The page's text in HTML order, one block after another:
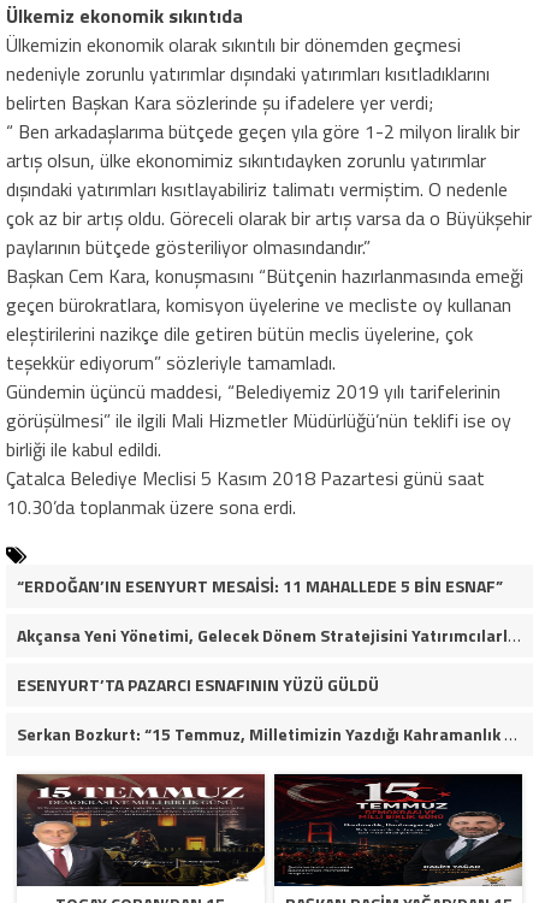
Ülkemiz ekonomik sıkıntıda
Ülkemizin ekonomik olarak sıkıntılı bir dönemden geçmesi
nedeniyle zorunlu yatırımlar dışındaki yatırımları kısıtladıklarını
belirten Başkan Kara sözlerinde şu ifadelere yer verdi;
“ Ben arkadaşlarıma bütçede geçen yıla göre 1-2 milyon liralık bir
artış olsun, ülke ekonomimiz sıkıntıdayken zorunlu yatırımlar
dışındaki yatırımları kısıtlayabiliriz talimatı vermiştim. O nedenle
çok az bir artış oldu. Göreceli olarak bir artış varsa da o Büyükşehir
paylarının bütçede gösteriliyor olmasındandır.”
Başkan Cem Kara, konuşmasını “Bütçenin hazırlanmasında emeği
geçen bürokratlara, komisyon üyelerine ve mecliste oy kullanan
eleştirilerini nazikçe dile getiren bütün meclis üyelerine, çok
teşekkür ediyorum” sözleriyle tamamladı.
Gündemin üçüncü maddesi, “Belediyemiz 2019 yılı tarifelerinin
görüşülmesi” ile ilgili Mali Hizmetler Müdürlüğü’nün teklifi ise oy
birliği ile kabul edildi.
Çatalca Belediye Meclisi 5 Kasım 2018 Pazartesi günü saat
10.30’da toplanmak üzere sona erdi.
“ERDOĞAN’IN ESENYURT MESAİSİ: 11 MAHALLEDE 5 BİN ESNAF”
Akçansa Yeni Yönetimi, Gelecek Dönem Stratejisini Yatırımcılarla Paylaştı
ESENYURT’TA PAZARCI ESNAFININ YÜZÜ GÜLDÜ
Serkan Bozkurt: “15 Temmuz, Milletimizin Yazdığı Kahramanlık Destanıdır”